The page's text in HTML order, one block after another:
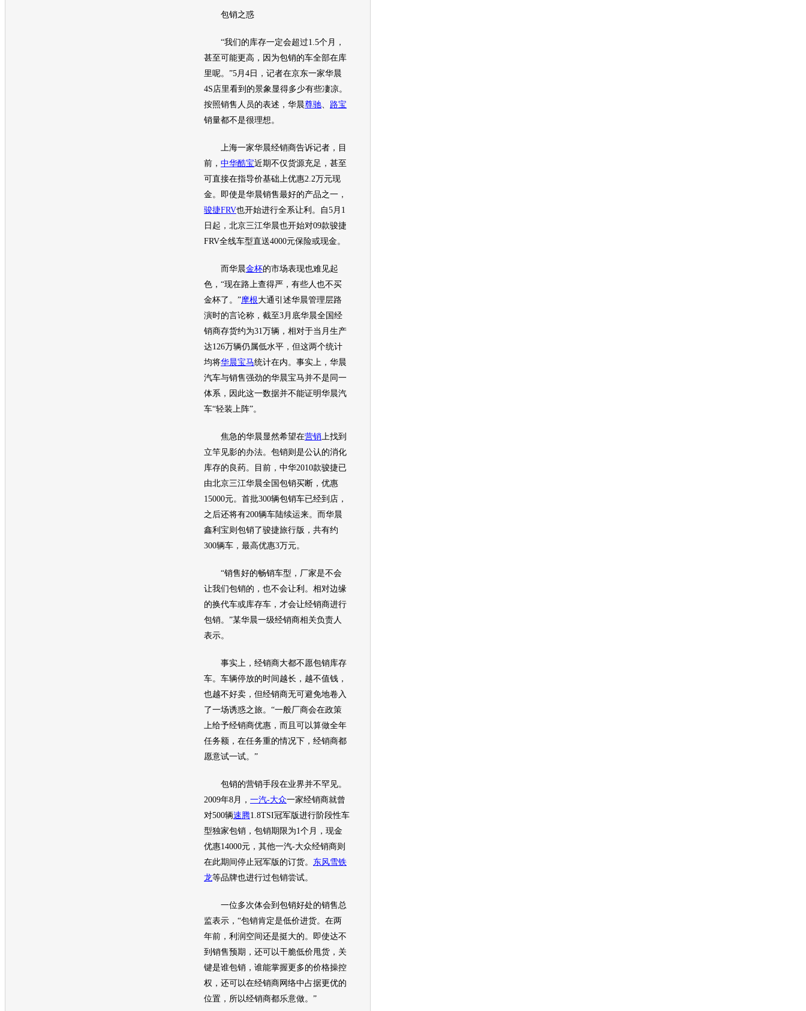
包销之惑
“我们的库存一定会超过1.5个月，
甚至可能更高，因为包销的车全部在库
里呢。”5月4日，记者在京东一家华晨
4S店里看到的景象显得多少有些凄凉。
按照销售人员的表述， 华晨尊驰
路宝
销量都不是很理想。
上海一家华晨经销商告诉记者，目
前， 中华酷宝近期不仅货源充足，甚至
可直接在指导价基础上优惠2.2万元现
金。即使是华晨销售最好的产品之一，
骏捷FRV也开始进行全系让利。自5月1
日起，北京三江华晨也开始对09款骏捷
FRV全线车型直送4000元保险或现金。
而华晨金杯的市场表现也难见起
色，“现在路上查得严，有些人也不买
金杯了。”摩根大通引述华晨管理层路
演时的言论称，截至3月底华晨全国经
销商存货约为31万辆，相对于当月生产
达126万辆仍属低水平，但这两个统计
均将华晨宝马统计在内。事实上， 华晨
汽车与销售强劲的华晨宝马并不是同一
体系，因此这一数据并不能证明华晨汽
车“轻装上阵”。
焦急的华晨显然希望在营销 上找到
立竿见影的办法。包销则是公认的消化
库存的良药。目前， 中华2010款骏捷已
由北京三江华晨全国包销买断，优惠
15000元。首批300辆包销车已经到店，
之后还将有200辆车陆续运来。而华晨
鑫利宝则包销了骏捷旅行版，共有约
300辆车，最高优惠3万元。
“销售好的畅销车型，厂家是不会
让我们包销的，也不会让利。相对边缘
的换代车或库存车，才会让经销商进行
包销。”某华晨一级经销商相关负责人
表示。
事实上，经销商大都不愿包销库存
车。车辆停放的时间越长，越不值钱，
也越不好卖，但经销商无可避免地卷入
了一场诱惑之旅。“一般厂商会在政策
上给予经销商优惠，而且可以算做全年
任务额，在任务重的情况下，经销商都
愿意试一试。”
包销的营销手段在业界并不罕见。
2009年8月， 一汽-大众一家经销商就曾
对500辆速腾1.8TSI冠军版进行阶段性车
型独家包销，包销期限为1个月，现金
优惠14000元，其他一汽-大众经销商则
在此期间停止冠军版的订货。 东风雪铁
龙等品牌也进行过包销尝试。
一位多次体会到包销好处的销售总
监表示，“包销肯定是低价进货。在两
年前，利润空间还是挺大的。即使达不
到销售预期，还可以干脆低价甩货，关
键是谁包销，谁能掌握更多的价格操控
权，还可以在经销商网络中占据更优的
位置，所以经销商都乐意做。”